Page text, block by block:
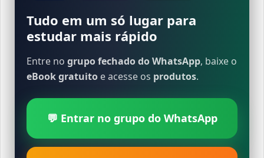
Tudo em um só lugar para
estudar mais rápido
Entre no grupo fechado do WhatsApp, baixe o
eBook gratuito e acesse os produtos.
💬 Entrar no grupo do WhatsApp